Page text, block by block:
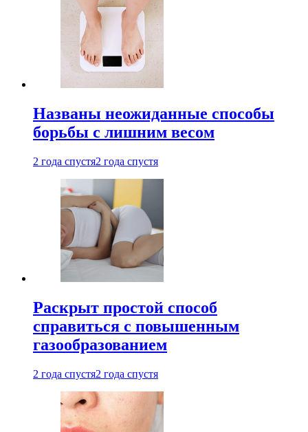
Названы неожиданные способы
борьбы с лишним весом
2 года спустя2 года спустя
Раскрыт простой способ
справиться с повышенным
газообразованием
2 года спустя2 года спустя